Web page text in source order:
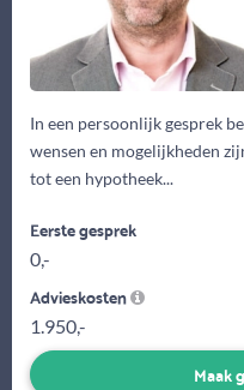
In een persoonlijk gesprek
wensen en mogelijkheden
tot een hypotheek...
Eerste gesprek
0,-
Advieskosten
1.950,-
Maak